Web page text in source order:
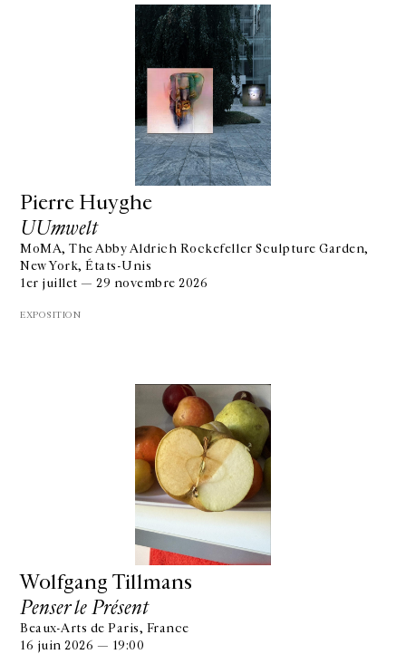
Pierre Huyghe
UUmwelt
MoMA, The Abby Aldrich Rockefeller Sculpture Garden,
New York, États-Unis
1er juillet — 29 novembre 2026
EXPOSITION
Wolfgang Tillmans
Penser le Présent
Beaux-Arts de Paris, France
16 juin 2026 — 19:00